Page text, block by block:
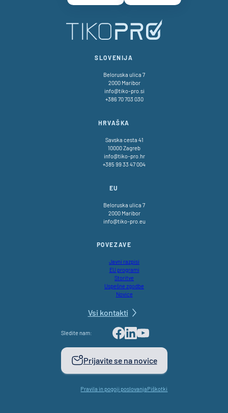
SLOVENIJA
Beloruska ulica 7
2000 Maribor
info@tiko-pro.si
+386 70 703 030
HRVAŠKA
Savska cesta 41
10000 Zagreb
info@tiko-pro.hr
+385 99 33 47 004
EU
Beloruska ulica 7
2000 Maribor
info@tiko-pro.eu
POVEZAVE
Javni razpisi
EU programi
Storitve
Uspešne zgodbe
Novice
Vsi kontakti
Sledite nam:
Facebook
LinkedIn
Youtube
Prijavite se na novice
Pravila in pogoji poslovanjaPiškotki